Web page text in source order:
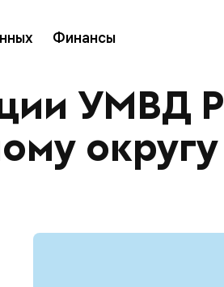
Финансы
УМВД
округу